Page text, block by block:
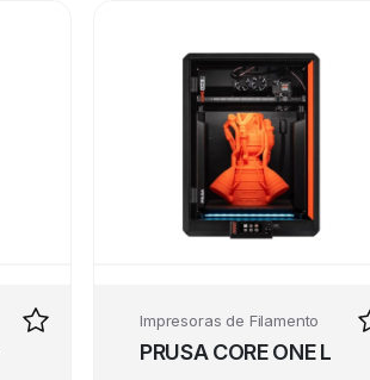
Impresoras de Filamento
PRUSA CORE ONE L